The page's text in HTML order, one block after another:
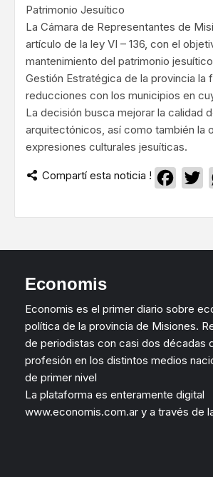
Patrimonio Jesuítico
La Cámara de Representantes de
artículo de la ley VI – 136, con el
mantenimiento del patrimonio
Gestión Estratégica de la provincia la
reducciones con los municipios en
La decisión busca mejorar la calidad
arquitectónicos, así como también la
expresiones culturales jesuíticas.
Compartí esta noticia !
Economis
Economis es el primer diario sobre
política de la provincia de Misiones.
de periodistas con casi dos décadas
profesión en los distintos medios
de primer nivel
La plataforma es enteramente digital
www.economis.com.ar y a través de